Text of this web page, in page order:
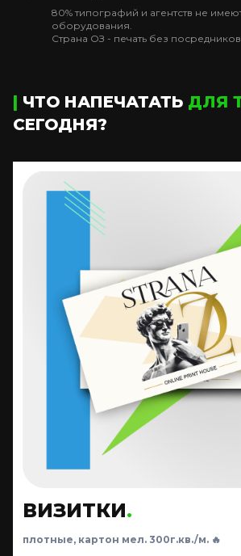
80% типографий и агентств не
оборудования.
Страна ОЗ - печать без
| ЧТО НАПЕЧАТАТЬ ДЛЯ
СЕГОДНЯ?
ВИЗИТКИ.
плотные, картон мел. 300г.кв./м. 🔥